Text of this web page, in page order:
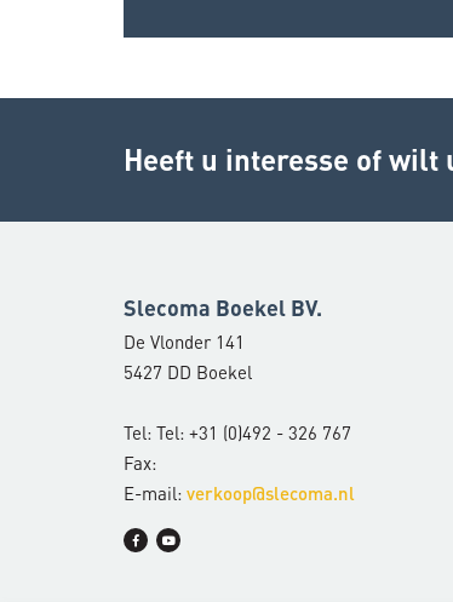
Heeft u interesse of wilt
Slecoma Boekel BV.
De Vlonder 141
5427 DD Boekel
Tel: Tel: +31 (0)492 - 326 767
Fax:
E-mail: verkoop@slecoma.nl